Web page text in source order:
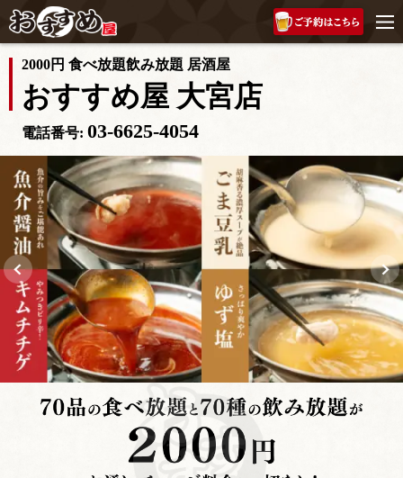
2000円 食べ放題飲み放題 居酒屋
おすすめ屋 大宮店
電話番号: 03-6625-4054